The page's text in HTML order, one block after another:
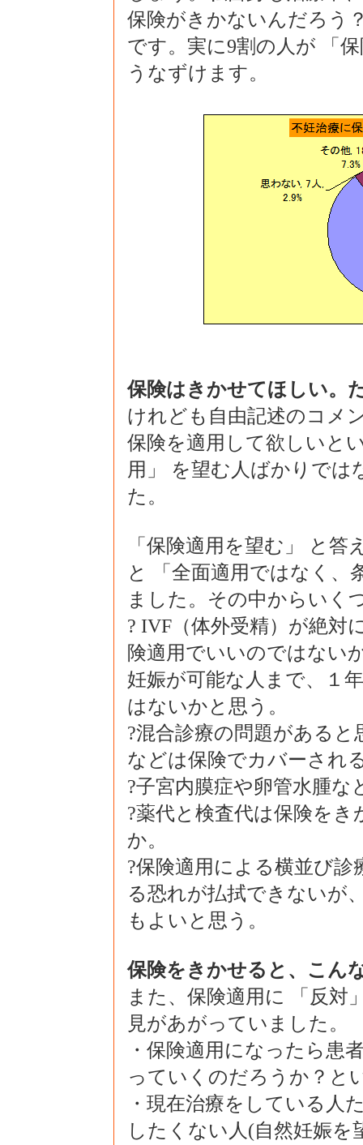
保険がきかないんだろう
です。実に9割の人が 「
うなずけます。
保険はきかせてほしい。
けれども自由記述のコメ
保険を適用して欲しいと
用」 を望む人ばかりで
た。
「保険適用を望む」 と
と 「全面適用ではなく、
ました。その中からいく
? IVF（体外受精）が絶対
険適用でいいのではない
妊娠が可能な人まで、１
はないかと思う。
?混合診療の問題がある
などは保険でカバーされ
?子宮内膜症や卵管水腫
?薬代と検査代は保険を
か。
?保険適用による横並び
る恐れが払拭できないが
もよいと思う。
保険をきかせると、こん
また、保険適用に 「反対
見があがっていました。
・保険適用になったら患
っていくのだろうか？と
・現在治療をしている人
したくない人(自然妊娠